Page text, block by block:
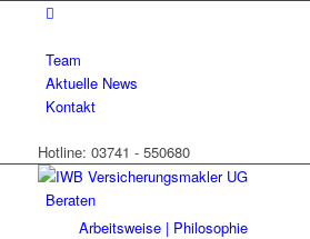
Team
Aktuelle News
Kontakt
Hotline: 03741 - 550680
Beraten
Arbeitsweise | Philosophie